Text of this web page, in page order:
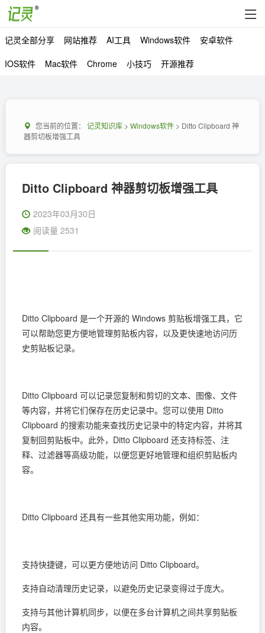
记灵全部分享 网站推荐 AI工具 Windows软件
安卓软件
IOS软件
Mac软件 Chrome 小技巧 开源推荐
您当前的位置： 记灵知识库> Windows软件> Ditto Clipboard 神
器剪切板增强工具
Ditto Clipboard 神器剪切板增强工具
2023年03月30日
阅读量 2531
Ditto Clipboard 是一个开源的 Windows 剪贴板增强工具，它
可以帮助您更方便地管理剪贴板内容，以及更快速地访问历
史剪贴板记录。
Ditto Clipboard 可以记录您复制和剪切的文本、图像、文件
等内容，并将它们保存在历史记录中。您可以使用 Ditto
Clipboard 的搜索功能来查找历史记录中的特定内容，并将其
复制回剪贴板中。此外，Ditto Clipboard 还支持标签、注
释、过滤器等高级功能，以便您更好地管理和组织剪贴板内
容。
Ditto Clipboard 还具有一些其他实用功能，例如：
支持快捷键，可以更方便地访问 Ditto Clipboard。
支持自动清理历史记录，以避免历史记录变得过于庞大。
支持与其他计算机同步，以便在多台计算机之间共享剪贴板
内容。